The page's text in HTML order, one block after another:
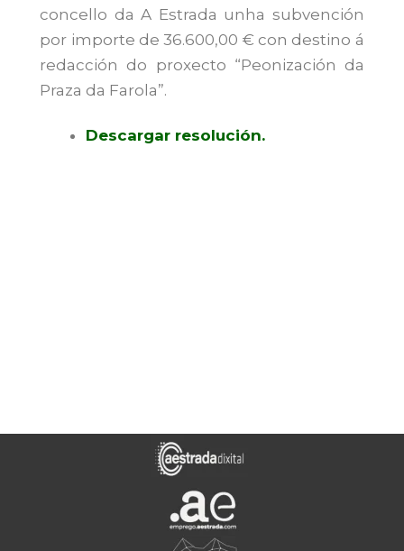
concello da A Estrada unha subvención
por importe de 36.600,00 € con destino á
redacción do proxecto “Peonización da
Praza da Farola”.
Descargar resolución.